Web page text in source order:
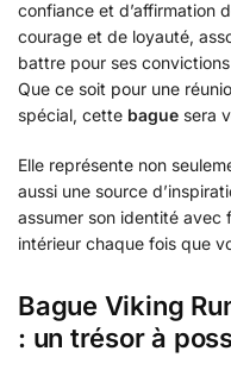
confiance et d’affirmation
courage et de loyauté,
battre pour ses
Que ce soit pour une
spécial, cette bague sera
Elle représente non
aussi une source
assumer son identité avec
intérieur chaque fois que
Bague Viking
: un trésor à